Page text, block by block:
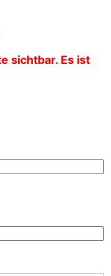
sichtbar. Es ist